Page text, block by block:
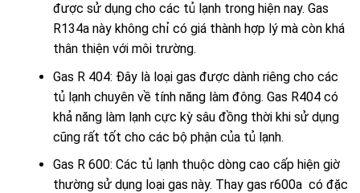
được sử dụng cho các tủ lạnh trong hiện nay. Gas
R134a này không chỉ có giá thành hợp lý mà còn khá
thân thiện với môi trường.
Gas R 404: Đây là loại gas được dành riêng cho các
tủ lạnh chuyên về tính năng làm đông. Gas R404 có
khả năng làm lạnh cực kỳ sâu đồng thời khi sử dụng
cũng rất tốt cho các bộ phận của tủ lạnh.
Gas R 600: Các tủ lạnh thuộc dòng cao cấp hiện giờ
thường sử dụng loại gas này. Thay gas r600a có đặc